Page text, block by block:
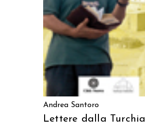
Andrea Santoro
Lettere dalla Turchia